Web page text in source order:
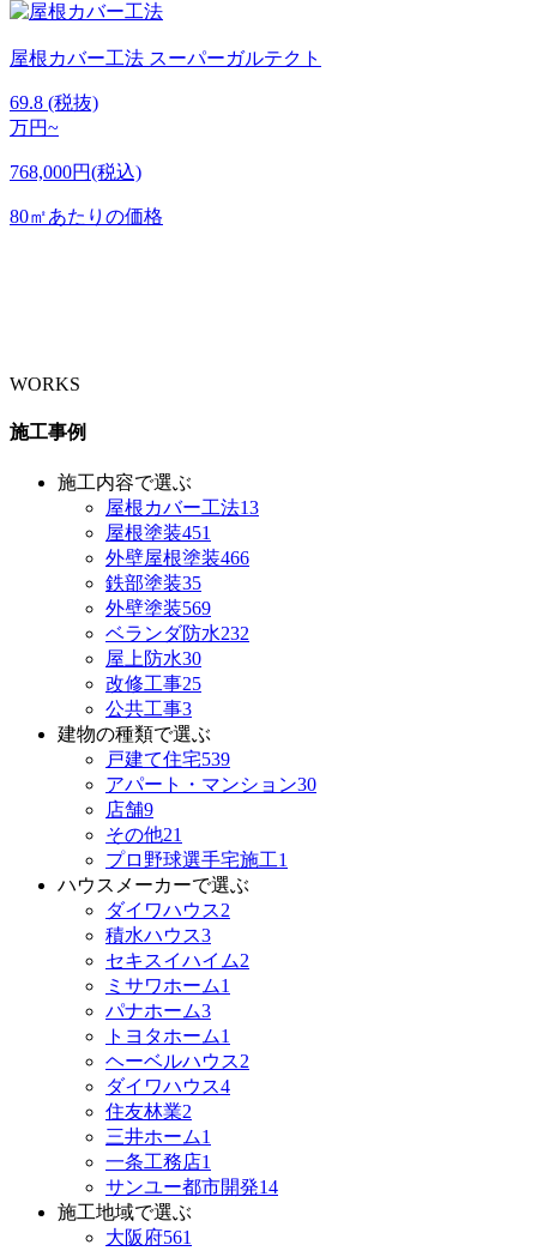
屋根カバー工法 スーパーガルテクト
69.8 (税抜)
万円~
768,000円(税込)
80㎡あたりの価格
WORKS
施工事例
施工内容で選ぶ
屋根カバー工法13
屋根塗装451
外壁屋根塗装466
鉄部塗装35
外壁塗装569
ベランダ防水232
屋上防水30
改修工事25
公共工事3
建物の種類で選ぶ
戸建て住宅539
アパート・マンション30
店舗9
その他21
プロ野球選手宅施工1
ハウスメーカーで選ぶ
ダイワハウス2
積水ハウス3
セキスイハイム2
ミサワホーム1
パナホーム3
トヨタホーム1
ヘーベルハウス2
ダイワハウス4
住友林業2
三井ホーム1
一条工務店1
サンユー都市開発14
施工地域で選ぶ
大阪府561